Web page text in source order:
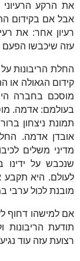
את הרקע
אבל אם בקידום
רעיון אחר: את
עזה שיכבשו הפעם
החלת הריבונות
קידום הגאולה או
מוסכם בחברה
בעולמם: אדמה.
תמונת ניצחון
אובדן אדמה.
מדיני משלים
שנכבש על ידינו
לעולם. היא תקבע
מובנת לכול ערבי
אם למישהו דחוף
תודעת
רצועת עזה עוד